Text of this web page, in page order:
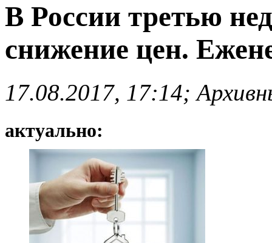
В России третью
снижение цен.
17.08.2017, 17:14;
актуально: